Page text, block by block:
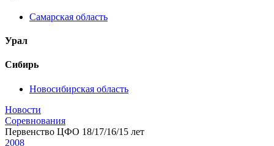
Самарская область
Урал
Сибирь
Новосибирская область
Новости
Соревнования
Первенство ЦФО 18/17/16/15 лет
2008